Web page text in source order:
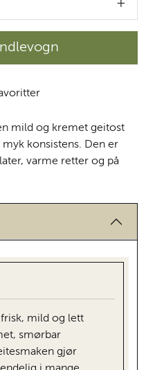
+
mild og kremet geitost
konsistens. Den er
varme retter og på
mild og lett
smørbar
gjør